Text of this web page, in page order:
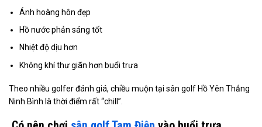
Ánh hoàng hôn đẹp
Hồ nước phản sáng tốt
Nhiệt độ dịu hơn
Không khí thư giãn hơn buổi trưa
Theo nhiều golfer đánh giá, chiều muộn tại sân golf Hồ Yên Thắng
Ninh Bình là thời điểm rất “chill”.